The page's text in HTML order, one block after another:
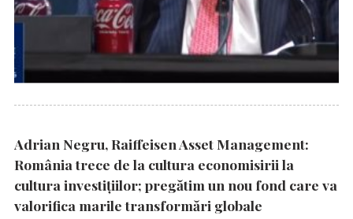
Adrian Negru, Raiffeisen Asset Management:
România trece de la cultura economisirii la
cultura investițiilor; pregătim un nou fond care va
valorifica marile transformări globale